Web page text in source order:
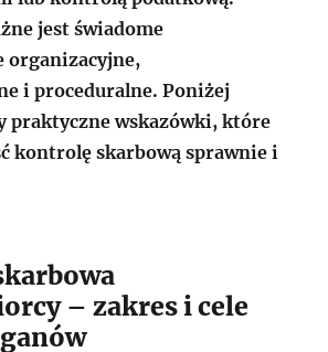
jest świadome
organizacyjne,
i proceduralne. Poniżej
praktyczne wskazówki, które
kontrolę skarbową sprawnie i
– zakres i cele